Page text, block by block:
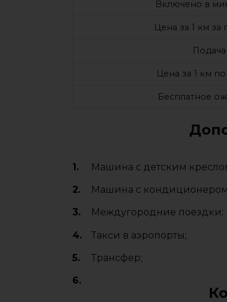
Включено в
Цена за 1 км за
Подача
Цена за 1 км
Бесплатное
Машина с детским
Машина с
Междугородние поездки;
Такси в аэропорты;
Трансфер;